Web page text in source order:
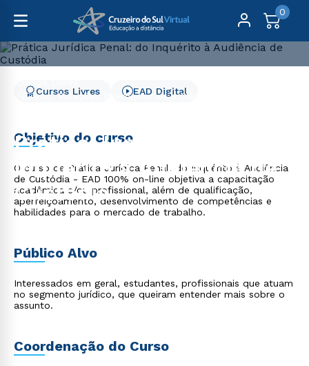
0
Direito, Relações Internacionais e Ciência Política
Prática Jurídica Penal: do
Inquérito à Audiência de
Custódia
Cursos Livres EAD Digital
Objetivo do curso
O curso de Prática Jurídica Penal: do Inquérito à Audiência
de Custódia - EAD 100% on-line objetiva a capacitação
acadêmica e/ou profissional, além de qualificação,
aperfeiçoamento, desenvolvimento de competências e
habilidades para o mercado de trabalho.
Público Alvo
Interessados em geral, estudantes, profissionais que atuam
no segmento jurídico, que queiram entender mais sobre o
assunto.
Coordenação do Curso